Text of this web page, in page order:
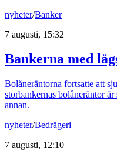
nyheter/Banker
7 augusti, 15:32
Bankerna med
Bolåneräntorna fortsatte att
storbankernas bolåneräntor
annan.
nyheter/Bedrägeri
7 augusti, 12:10